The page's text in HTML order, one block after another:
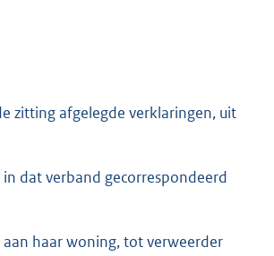
zitting afgelegde verklaringen, uit
dat verband gecorrespondeerd
haar woning, tot verweerder